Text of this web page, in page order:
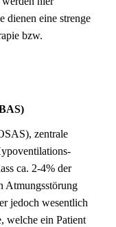
dienen eine strenge
bzw.
zentrale
ca. 2-4% der
Atmungsstörung
jedoch wesentlich
welche ein Patient